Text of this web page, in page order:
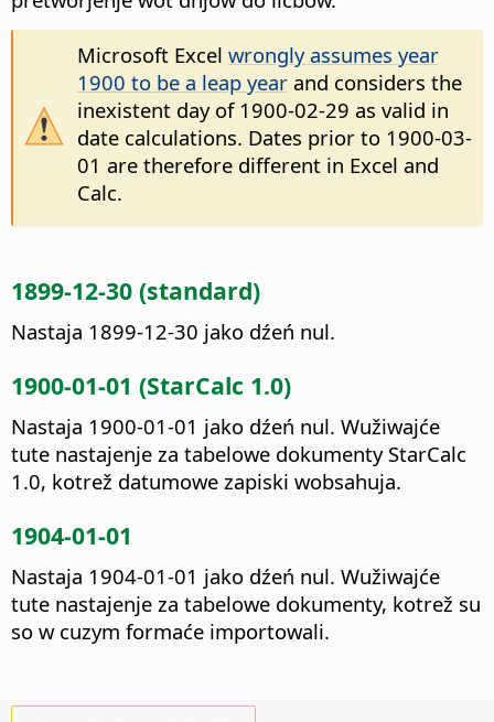
Microsoft Excel wrongly assumes year
1900 to be a leap yearand considers the
inexistent day of 1900-02-29 as valid in
date calculations. Dates prior to 1900-03-
01 are therefore different in Excel and
Calc.
1899-12-30 (standard)
Nastaja 1899-12-30 jako dźeń nul.
1900-01-01 (StarCalc 1.0)
Nastaja 1900-01-01 jako dźeń nul. Wužiwajće
tute nastajenje za tabelowe dokumenty StarCalc
1.0, kotrež datumowe zapiski wobsahuja.
1904-01-01
Nastaja 1904-01-01 jako dźeń nul. Wužiwajće
tute nastajenje za tabelowe dokumenty, kotrež su
so w cuzym formaće importowali.